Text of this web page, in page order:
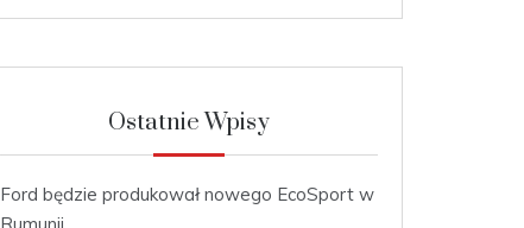
Ostatnie Wpisy
Ford będzie produkował nowego EcoSport w